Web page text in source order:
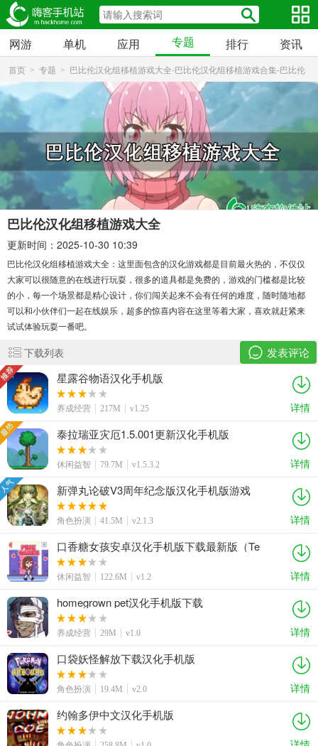
网游 单机 应用 专题 排行 资讯
首页 > 专题 > 巴比伦汉化组移植游戏大全-巴比伦汉化组移植游戏合集-巴比伦
汉化组移植游戏推荐
巴比伦汉化组移植游戏大全
更新时间：2025-10-30 10:39
巴比伦汉化组移植游戏大全：这里面包含的汉化游戏都是目前最火热的，不仅仅
大家可以很随意的在线进行玩耍，很多的道具都是免费的，游戏的门槛都是比较
的小，每一个场景都是精心设计，你们闯关起来不会有任何的难度，随时随地都
可以和小伙伴们一起在线娱乐，超多的惊喜内容在这里等着大家，喜欢就赶紧来
试试体验玩耍一番吧。
下载列表
发表评论
星露谷物语汉化手机版
养成经营 217M v1.25 详情
泰拉瑞亚灾厄1.5.001更新汉化手机版
休闲益智 79.7M v1.5.3.2 详情
新弹丸论破V3周年纪念版汉化手机版游戏
角色扮演 41.5M v2.1.3 详情
口香糖女孩安卓汉化手机版下载最新版（Te
Chewingum）
休闲益智 122.6M v1.2 详情
homegrown pet汉化手机版下载
养成经营 29M v1.0 详情
口袋妖怪解放下载汉化手机版
角色扮演 19.4M v2.0 详情
约翰多伊中文汉化手机版